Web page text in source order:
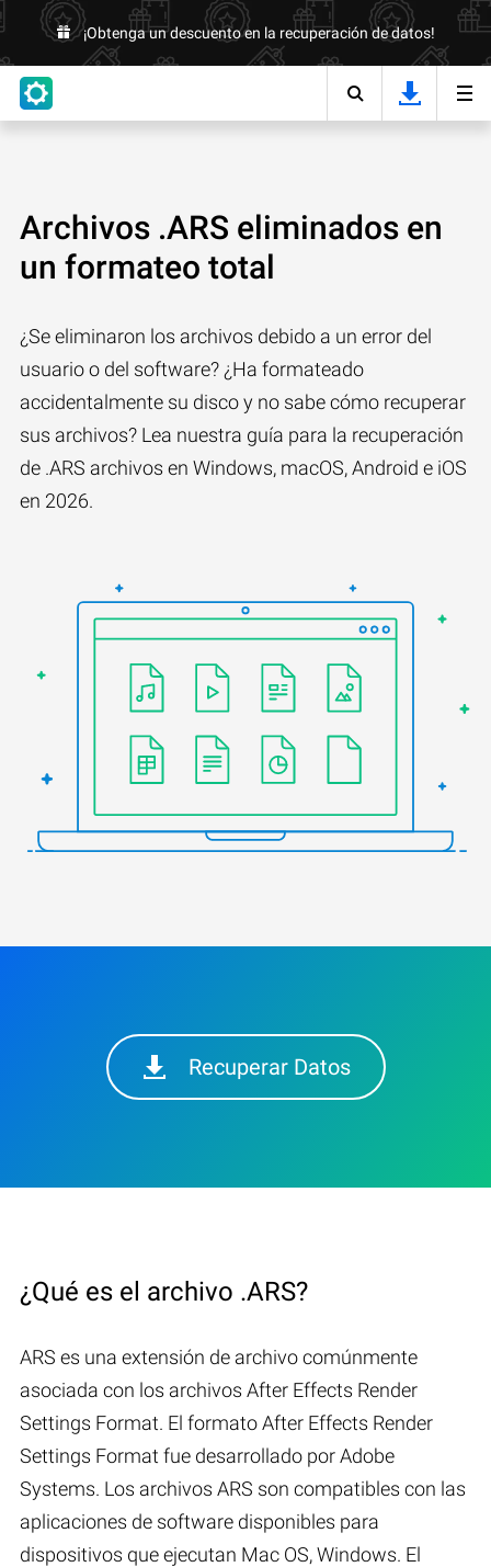
¡Obtenga un descuento en la recuperación de datos!
Archivos .ARS eliminados en
un formateo total
¿Se eliminaron los archivos debido a un error del
usuario o del software? ¿Ha formateado
accidentalmente su disco y no sabe cómo recuperar
sus archivos? Lea nuestra guía para la recuperación
de .ARS archivos en Windows, macOS, Android e iOS
en 2026.
Recuperar Datos
¿Qué es el archivo .ARS?
ARS es una extensión de archivo comúnmente
asociada con los archivos After Effects Render
Settings Format. El formato After Effects Render
Settings Format fue desarrollado por Adobe
Systems. Los archivos ARS son compatibles con las
aplicaciones de software disponibles para
dispositivos que ejecutan Mac OS, Windows. El